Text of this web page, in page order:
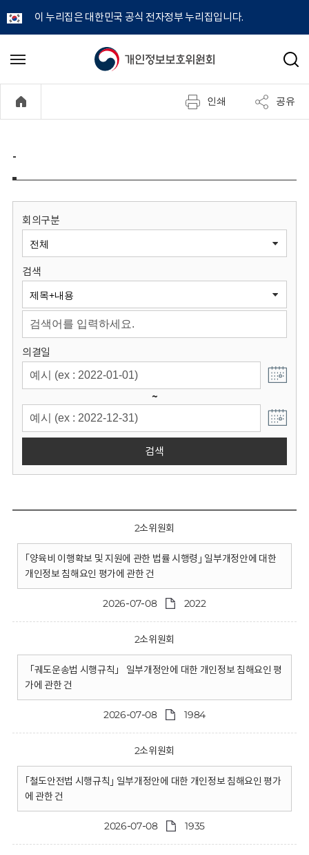
이 누리집은 대한민국 공식 전자정부 누리집입니다.
개
정
보
원
회
메
기
검
인쇄 공유
-
회의구분
검색
의결일
~
검색
2소위원회
｢양육비 이행확보 및 지원에 관한 법률 시행령｣ 일부개정안에 대한
개인정보 침해요인 평가에 관한 건
2026-07-08 2022
2소위원회
「궤도운송법 시행규칙」 일부개정안에 대한 개인정보 침해요인 평
가에 관한 건
2026-07-08 1984
2소위원회
｢철도안전법 시행규칙｣ 일부개정안에 대한 개인정보 침해요인 평가
에 관한 건
2026-07-08 1935